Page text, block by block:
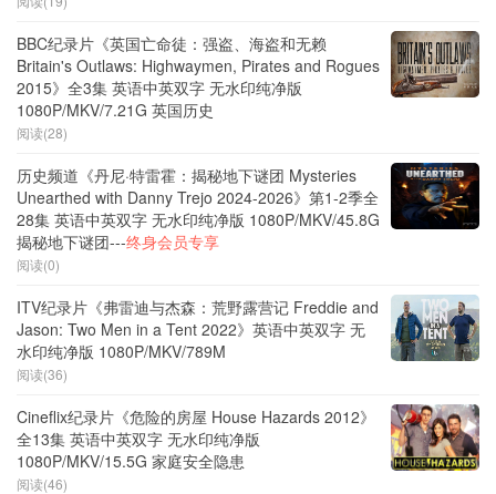
BBC纪录片《英国亡命徒：强盗、海盗和无赖
Britain's Outlaws: Highwaymen, Pirates and Rogues
2015》全3集 英语中英双字 无水印纯净版
1080P/MKV/7.21G 英国历史
阅读(28)
历史频道《丹尼·特雷霍：揭秘地下谜团 Mysteries
Unearthed with Danny Trejo 2024-2026》第1-2季全
28集 英语中英双字 无水印纯净版 1080P/MKV/45.8G
揭秘地下谜团---终身会员专享
阅读(0)
ITV纪录片《弗雷迪与杰森：荒野露营记 Freddie and
Jason: Two Men in a Tent 2022》英语中英双字 无
水印纯净版 1080P/MKV/789M
阅读(36)
Cineflix纪录片《危险的房屋 House Hazards 2012》
全13集 英语中英双字 无水印纯净版
1080P/MKV/15.5G 家庭安全隐患
阅读(46)